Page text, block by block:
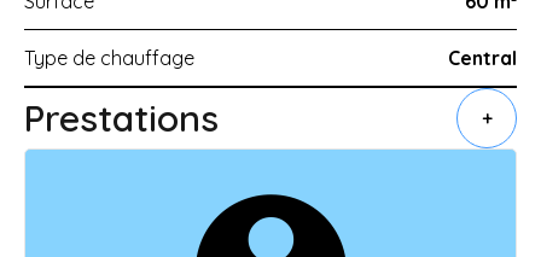
Type de chauffage Central
Prestations +